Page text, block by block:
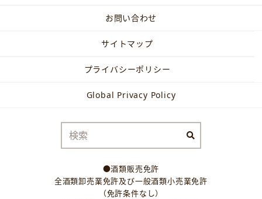
お問い合わせ
サイトマップ
プライバシーポリシー
Global Privacy Policy
●酒類販売免許
全酒類卸売業免許及び一般酒類小売業免許
（免許条件なし）